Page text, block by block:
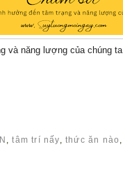
và năng lượng của chúng ta.
,tâm trí nấy,thức ăn nào ,